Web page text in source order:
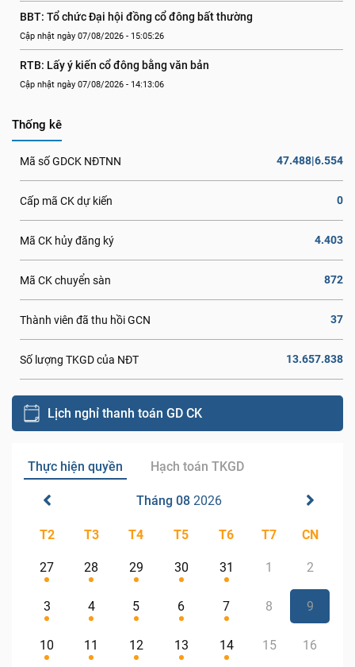
BBT: Tổ chức Đại hội đồng cổ đông bất thường
Cập nhật ngày 07/08/2026 - 15:05:26
RTB: Lấy ý kiến cổ đông bằng văn bản
Cập nhật ngày 07/08/2026 - 14:13:06
Thống kê
Mã số GDCK NĐTNN 47.488|6.554
Cấp mã CK dự kiến 0
Mã CK hủy đăng ký 4.403
Mã CK chuyển sàn 872
Thành viên đã thu hồi GCN 37
Số lượng TKGD của NĐT 13.657.838
Lịch nghỉ thanh toán GD CK
Thực hiện quyền Hạch toán TKGD
Tháng 08 2026
T2 T3 T4 T5 T6 T7 CN
27 28 29 30 31 1 2
3 4 5 6 7 8 9
10 11 12 13 14 15 16